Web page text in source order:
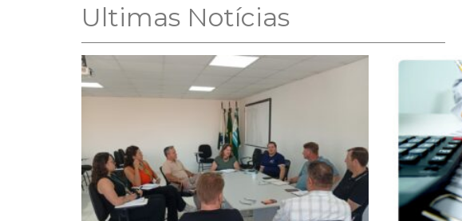
Ultimas Notícias